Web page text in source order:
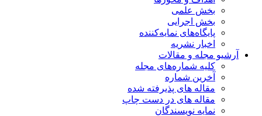
بخش علمی
بخش اجرایی
‌پایگاه‌های نمایه‌کننده
اخبار نشریه
آرشیو مجله و مقالات
کلیه شماره‌های مجله
آخرین شماره
مقاله های پذیرفته شده
مقاله های در دست چاپ
نمایه نویسندگان